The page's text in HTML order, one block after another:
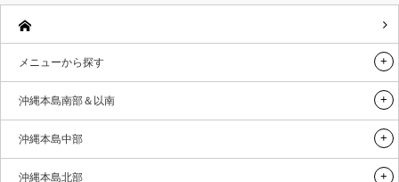
メニューから探す
沖縄本島南部＆以南
沖縄本島中部
沖縄本島北部